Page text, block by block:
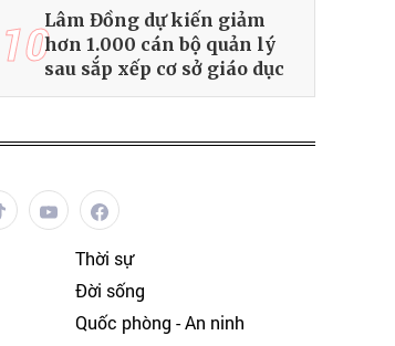
10Lâm Đồng dự kiến giảm
hơn 1.000 cán bộ quản lý
sau sắp xếp cơ sở giáo dục
Thời sự
Đời sống
Quốc phòng - An ninh